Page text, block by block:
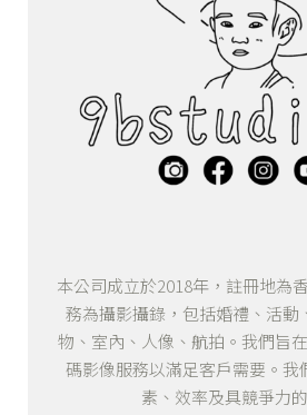
本公司成立於2018年，註冊地為
務為攝影攝錄，包括婚禮、活動
物、室內、人像、航拍。我們旨
碼影像服務以滿足客戶需要。我
素、效率及具競爭力